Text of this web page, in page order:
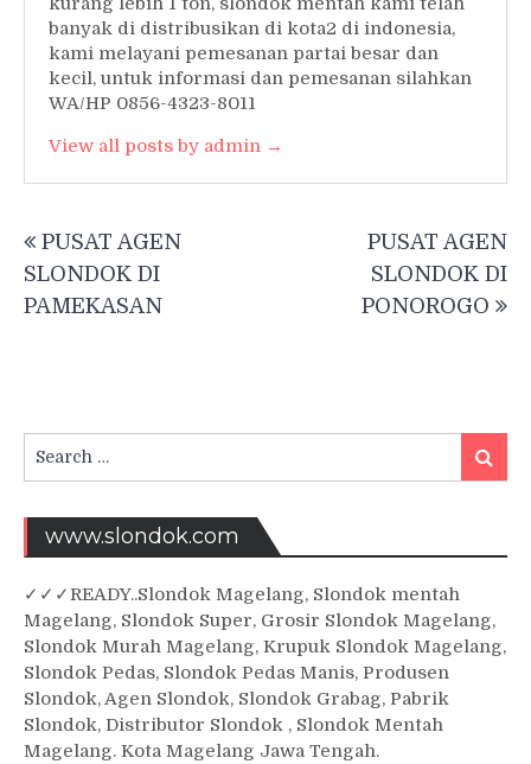
banyak di distribusikan di kota2 di indonesia,
kami melayani pemesanan partai besar dan
kecil, untuk informasi dan pemesanan silahkan
WA/HP 0856-4323-8011
View all posts by admin →
navigation
PUSAT AGEN
SLONDOK DI
PAMEKASAN
PUSAT AGEN
SLONDOK DI
PONOROGO
Search
for:
Search
www.slondok.com
✓ ✓✓READY..Slondok Magelang, Slondok mentah
Magelang, Slondok Super, Grosir Slondok Magelang,
Slondok Murah Magelang, Krupuk Slondok Magelang,
Slondok Pedas, Slondok Pedas Manis, Produsen
Slondok, Agen Slondok, Slondok Grabag, Pabrik
Slondok, Distributor Slondok , Slondok Mentah
Magelang. Kota Magelang Jawa Tengah.